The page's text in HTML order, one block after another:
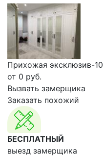
Прихожая эксклюзив-10
от 0 руб.
Вызвать замерщика
Заказать похожий
БЕСПЛАТНЫЙ
выезд замерщика